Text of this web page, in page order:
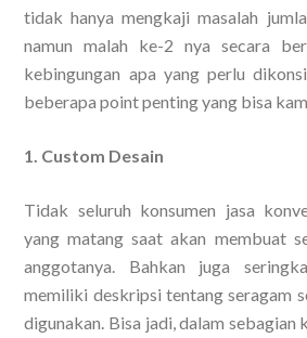
tidak hanya mengkaji masalah
namun malah ke-2 nya secara
kebingungan apa yang perlu
beberapa point penting yang bisa
1. Custom Desain
Tidak seluruh konsumen jasa
yang matang saat akan membuat
anggotanya. Bahkan juga
memiliki deskripsi tentang seragam
digunakan. Bisa jadi, dalam sebagian